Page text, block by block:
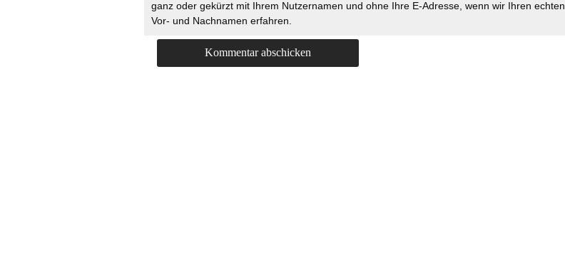
ganz oder gekürzt mit Ihrem Nutzernamen und ohne Ihre E-Adresse, wenn wir Ihren echten
Vor- und Nachnamen erfahren.